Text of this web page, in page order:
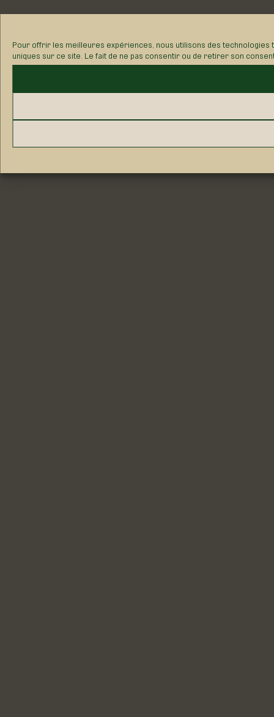
Pour offrir les meilleures expériences, nous utilisons des
uniques sur ce site. Le fait de ne pas consentir ou de retirer son